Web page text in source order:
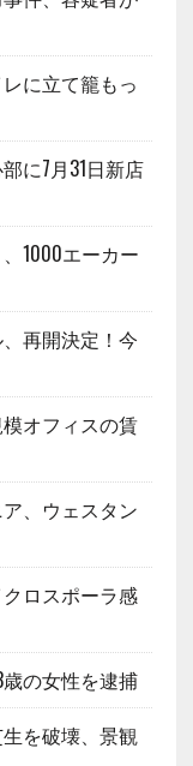
に立て籠もっ
に7月31日新店
1000エーカー
再開決定！今
模オフィスの賃
、ウェスタン
ロスポーラ感
の女性を逮捕
を破壊、景観